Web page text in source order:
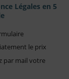
Légales en 5
le prix
par mail votre